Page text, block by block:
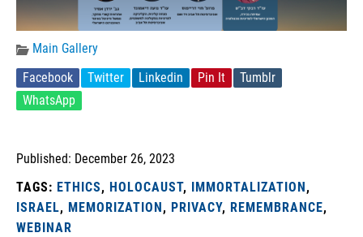
Main Gallery
Facebook
Twitter Linkedin Pin It
Tumblr
WhatsApp
Published: December 26, 2023
TAGS: ETHICS, HOLOCAUST, IMMORTALIZATION ,
ISRAEL, MEMORIZATION , PRIVACY, REMEMBRANCE,
WEBINAR